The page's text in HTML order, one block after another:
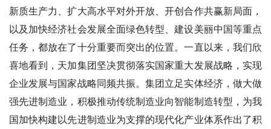
新质生产力、扩大高水平对外开放、开创合作共赢新局面，
以及加快经济社会发展全面绿色转型、建设美丽中国等重点
任务，都放在了十分重要而突出的位置。一直以来，我们欣
喜地看到，天加集团坚决贯彻落实国家重大发展战略，实现
企业发展与国家战略同频共振。集团立足实体经济，做大做
强先进制造业，积极推动传统制造业向智能制造转型，为我
国加快构建以先进制造业为支撑的现代化产业体系作出了积